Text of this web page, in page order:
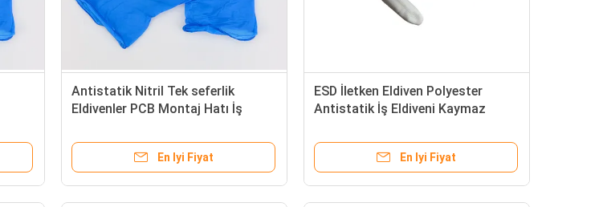
Antistatik Nitril Tek seferlik
Eldivenler PCB Montaj Hatı İş
En Iyi Fiyat
ESD İletken Eldiven Polyester
Antistatik İş Eldiveni Kaymaz
Oturan
En Iyi Fiyat